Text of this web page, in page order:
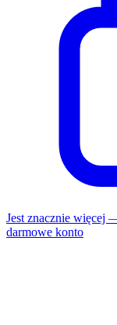
Jest znacznie więcej
darmowe konto